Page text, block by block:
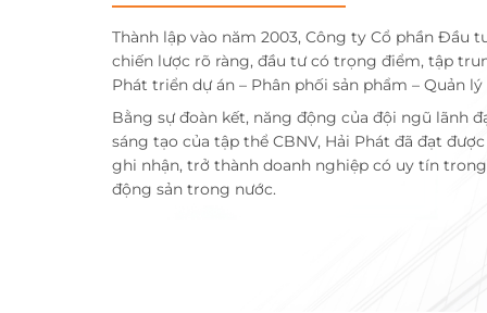
Thành lập vào năm 2003, Công ty Cổ phần Đầu
chiến lược rõ ràng, đầu tư có trọng điểm, tập
Phát triển dự án – Phân phối sản phẩm – Quản
Bằng sự đoàn kết, năng động của đội ngũ lãnh
sáng tạo của tập thể CBNV, Hải Phát đã đạt
ghi nhận, trở thành doanh nghiệp có uy tín
động sản trong nước.